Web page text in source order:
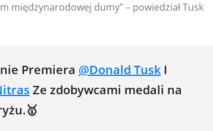
międzynarodowej dumy” – powiedział Tusk
Premiera @Donald Tusk I
Ze zdobywcami medali na